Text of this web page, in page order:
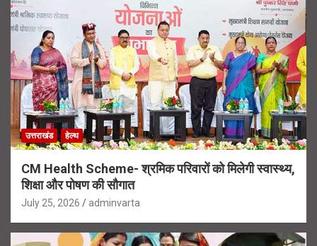
उत्तराखंड हेल्थ
CM Health Scheme- श्रमिक परिवारों को मिलेगी स्वास्थ्य,
शिक्षा और पोषण की सौगात
July 25, 2026 adminvarta